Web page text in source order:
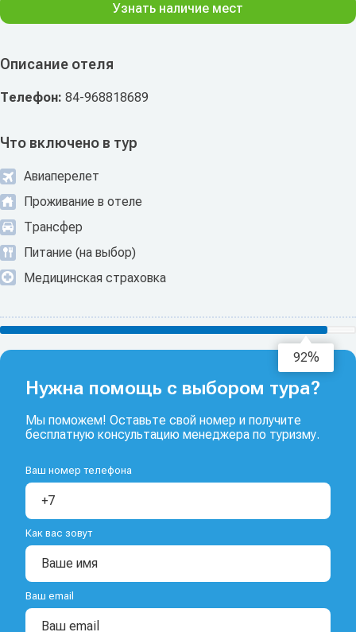
Описание отеля
Телефон: 84-968818689
Что включено в тур
Авиаперелет
Проживание в отеле
Трансфер
Питание (на выбор)
Медицинская страховка
Узнать наличие мест
94%
Нужна помощь с выбором тура?
Мы поможем! Оставьте свой номер и получите
бесплатную консультацию менеджера по туризму.
Ваш номер телефона
Как вас зовут
Ваш email